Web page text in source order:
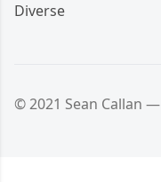
Diverse
© 2021 Sean Callan —